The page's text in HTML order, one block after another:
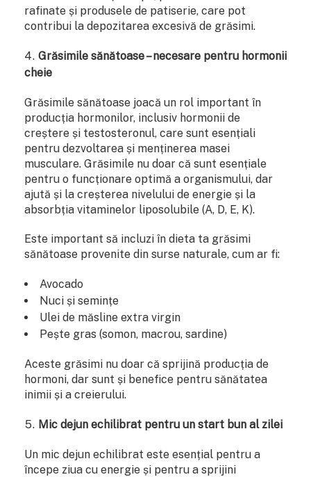
rafinate și produsele de patiserie, care pot
contribui la depozitarea excesivă de grăsimi.
Grăsimile sănătoase – necesare pentru hormonii
cheie
Grăsimile sănătoase joacă un rol important în
producția hormonilor, inclusiv hormonii de
creștere și testosteronul, care sunt esențiali
pentru dezvoltarea și menținerea masei
musculare. Grăsimile nu doar că sunt esențiale
pentru o funcționare optimă a organismului, dar
ajută și la creșterea nivelului de energie și la
absorbția vitaminelor liposolubile (A, D, E, K).
Este important să incluzi în dieta ta grăsimi
sănătoase provenite din surse naturale, cum ar fi:
Avocado
Nuci și semințe
Ulei de măsline extra virgin
Pește gras (somon, macrou, sardine)
Aceste grăsimi nu doar că sprijină producția de
hormoni, dar sunt și benefice pentru sănătatea
inimii și a creierului.
Mic dejun echilibrat pentru un start bun al zilei
Un mic dejun echilibrat este esențial pentru a
începe ziua cu energie și pentru a sprijini